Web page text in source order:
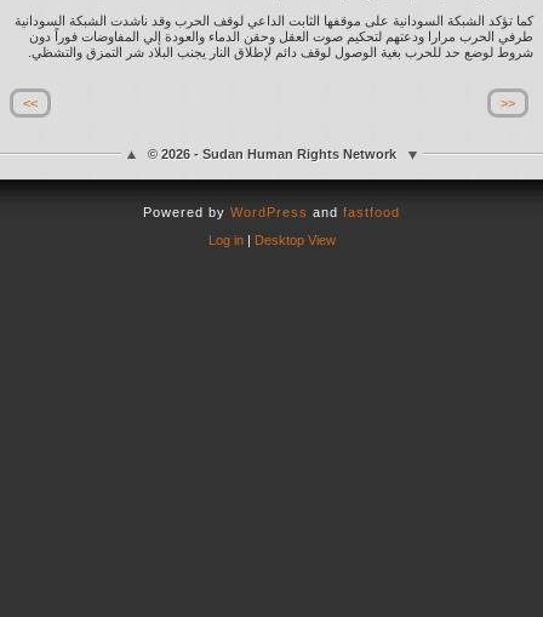
كما تؤكد الشبكة السودانية على موقفها الثابت الداعي لوقف الحرب وقد ناشدت الشبكة السودانية
طرفي الحرب مرارا ودعتهم لتحكيم صوت العقل وحقن الدماء والعودة إلي المفاوضات فوراً دون
شروط لوضع حد للحرب بغية الوصول لوقف دائم لإطلاق النار يجنب البلاد شر التمزق والتشظي.
<< >>
© 2026 - Sudan Human Rights Network
Powered by WordPress and fastfood
Log in| Desktop View